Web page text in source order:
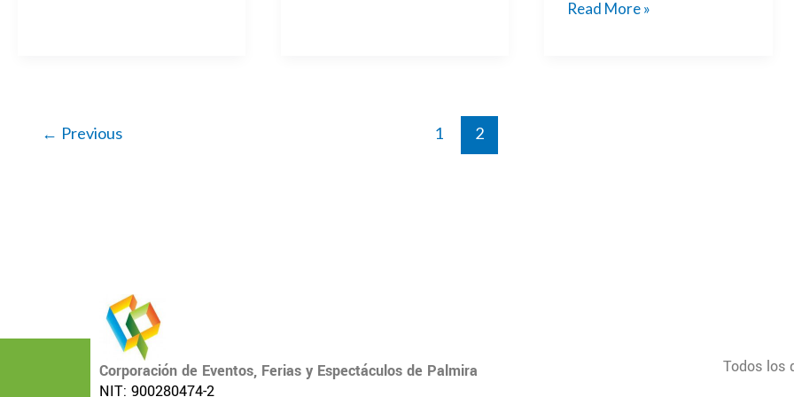
Read More »
← Previous 1 2
Corporación de Eventos, Ferias y Espectáculos de Palmira
NIT: 900280474-2
Todos los